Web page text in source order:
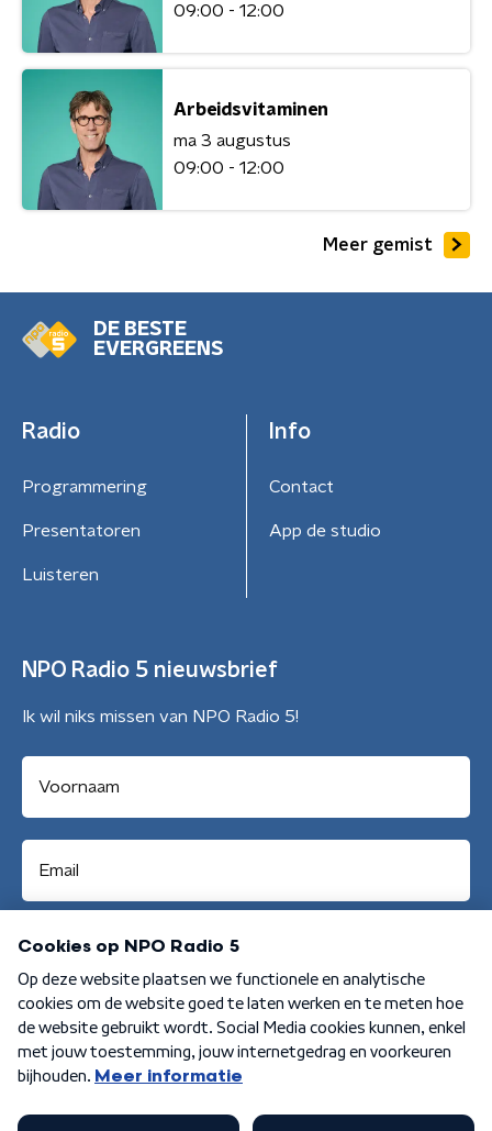
09:00 - 12:00
Arbeidsvitaminen
ma 3 augustus
09:00 - 12:00
Meer gemist
DE BESTE
EVERGREENS
Radio
Programmering
Presentatoren
Luisteren
Info
Contact
App de studio
NPO Radio 5 nieuwsbrief
Ik wil niks missen van NPO Radio 5!
Aanmelden
Algemene voorwaarden